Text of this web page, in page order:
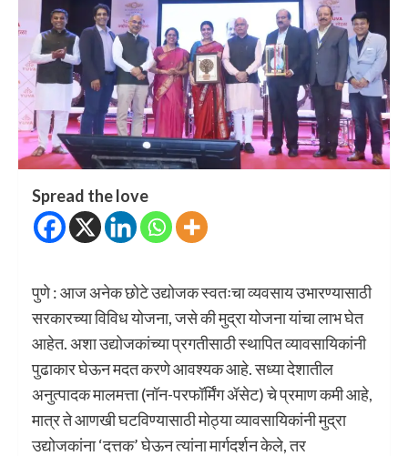
Spread the love
पुणे : आज अनेक छोटे उद्योजक स्वतःचा व्यवसाय उभारण्यासाठी
सरकारच्या विविध योजना, जसे की मुद्रा योजना यांचा लाभ घेत
आहेत. अशा उद्योजकांच्या प्रगतीसाठी स्थापित व्यावसायिकांनी
पुढाकार घेऊन मदत करणे आवश्यक आहे. सध्या देशातील
अनुत्पादक मालमत्ता (नॉन-परफॉर्मिंग ॲसेट) चे प्रमाण कमी आहे,
मात्र ते आणखी घटविण्यासाठी मोठ्या व्यावसायिकांनी मुद्रा
उद्योजकांना ‘दत्तक’ घेऊन त्यांना मार्गदर्शन केले, तर